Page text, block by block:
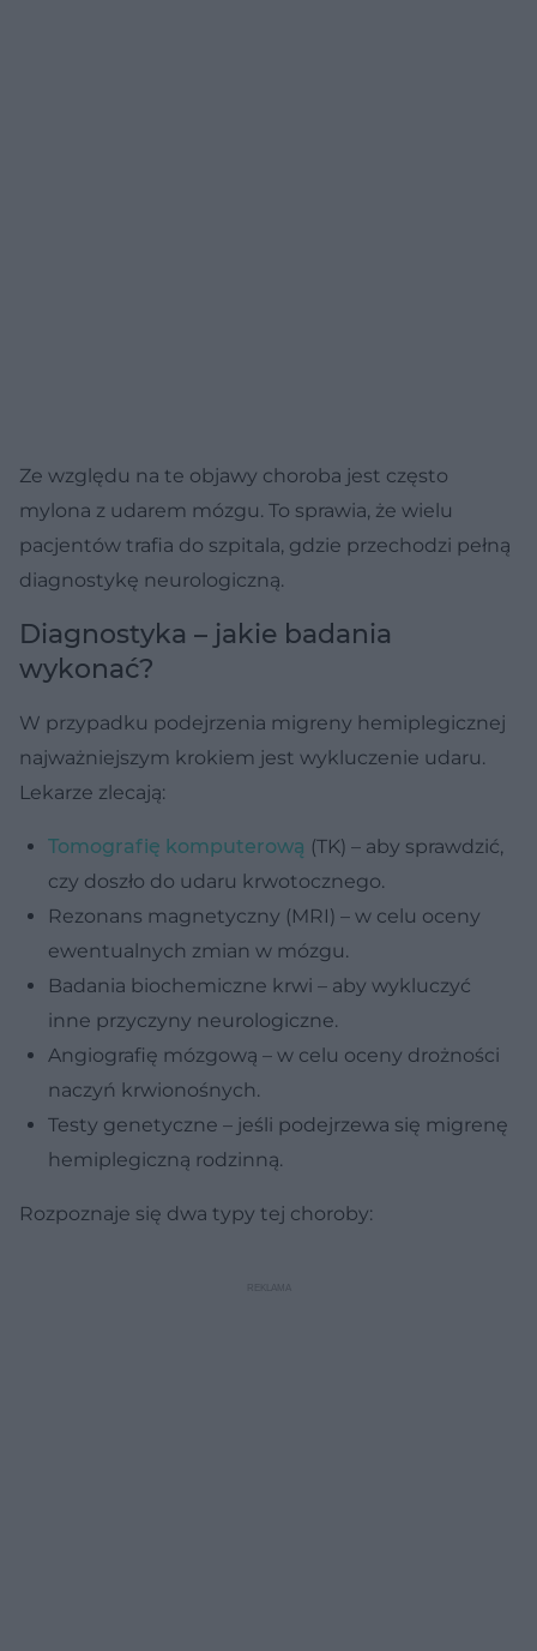
Ze względu na te objawy choroba jest często
mylona z udarem mózgu. To sprawia, że wielu
pacjentów trafia do szpitala, gdzie przechodzi pełną
diagnostykę neurologiczną.
Diagnostyka – jakie badania
wykonać?
W przypadku podejrzenia migreny hemiplegicznej
najważniejszym krokiem jest wykluczenie udaru.
Lekarze zlecają:
Tomografię komputerową (TK) – aby sprawdzić,
czy doszło do udaru krwotocznego.
Rezonans magnetyczny (MRI) – w celu oceny
ewentualnych zmian w mózgu.
Badania biochemiczne krwi – aby wykluczyć
inne przyczyny neurologiczne.
Angiografię mózgową – w celu oceny drożności
naczyń krwionośnych.
Testy genetyczne – jeśli podejrzewa się migrenę
hemiplegiczną rodzinną.
Rozpoznaje się dwa typy tej choroby: